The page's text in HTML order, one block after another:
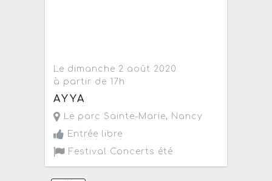
Le dimanche 2 août 2020
à partir de 17h
AYYA
Le parc Sainte-Marie, Nancy
Entrée libre
Festival Concerts été